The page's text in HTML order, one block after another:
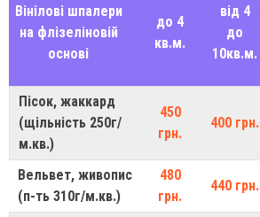
Вінілові шпалери
на флізеліновій
основі
до 4
кв.м.
від 4
до
10кв.м.
Пісок, жаккард
(щільність 250г/
м.кв.)
450
грн.
400 грн.
Вельвет, живопис
(п-ть 310г/м.кв.)
480
грн.
440 грн.